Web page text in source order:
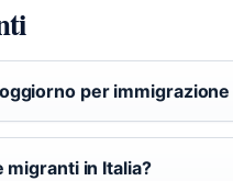
per immigrazione
migranti in Italia?